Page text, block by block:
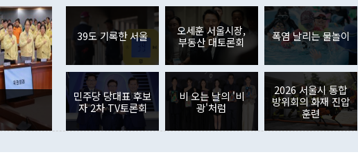
이 9월 러시아 블라디보스토크에서 열리는 '동방경제포럼(EEF)'을 언급하
며 "정부 차원에서 (참석을) 검토하고 있다"고 발언한 데 대해서도 조 장관
은 "그것은 외교부의 몫"이라며 "아직 거기까지 진도가 나가지 않았다"고
잘랐다. 정 장관이 이날 소개한 대북 구상과 설명은 정부 내 조율을 거치지
않았다는 점에서 문제가 있다. 특히 주적 표현 대체와 국호 사용, 9·19 군
사합의 복원, 4자회담 추진 등은 통일부 장관이 결정할 사안이 아니어서 월
권이라는 지적이 나오고 있다. 이 대통령은 정 장관의 업무보고를 듣고 난
뒤 "여기 업무보고에 발표했다고 승인난 건 아니다"라고 재차 확인했다. 정
부의 한 소식통은 "정 장관의 발언 내용은 대부분 국가안전보장회의(NSC)
를 거쳐 결정된 사안이 아닌 정 장관의 개인적 생각에 가깝다"며 "안보 관
련 부처 장관이 정부의 공식 정책이 아닌 사안을 추진하겠다고 업무보고를
하고 대통령의 면전에서 '국군통수권자가 나서야 한다'고 주장한 것은 심각
였던 올해 3월(369억9000만달러)을 넘어선 것이다. 직접투자에서는 내국
인의 해외투자가 80억1000만달러, 외국인의 국내투자가 46억3000만달러
각각 증가했다. 증권투자에서는 외국인의 국내 주식 매도세가 이어졌다. 외
국인의 국내 주식 투자는 차익실현 매도 등의 영향으로 316억1000만달러
감소하며 전월(-310억5000만달러)에 이어 역대 최대 순매도 기록을 다시
경신했다. 외국인의 국내 채권투자는 세계국채지수(WGBI) 자금 유입에도
분기 말 만기도래 영향으로 증가 폭이 줄어든 52억9000만달러를 기록했
다. 내국인의 해외 증권투자는 주식을 중심으로 35억6000만달러 증가했
다. eoyn2@newspim.com
39도 기록한 서울
오세훈 서울시장,
부동산 대토론회
폭염 날리는 물놀이
민주당 당대표 후보
자 2차 TV토론회
비 오는 날의 '비
광'처럼
2026 서울시 통합
방위회의 화재 진압
훈련